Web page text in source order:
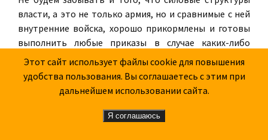
власти, а это не только армия, но и сравнимые с ней
внутренние войска, хорошо прикормлены и готовы
выполнить любые приказы в случае каких-либо
местных волнений. Но до этого пока далеко.
– Укрепление военного потенциала, которое мы
наблюдаем сегодня в РФ, дело, безусловно,
необходимое, тем более при сосредоточении сил
НАТО вблизи наших границ. Вместе с тем есть
Этот сайт использует файлы cookie для повышения
удобства пользования. Вы соглашаетесь с этим при
дальнейшем использовании сайта.
Я соглашаюсь